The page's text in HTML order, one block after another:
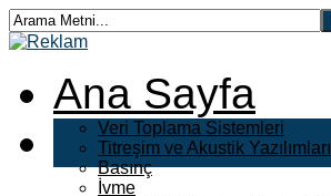
Ana Sayfa
Veri Toplama Sistemleri
Titreşim ve Akustik Yazılımları
Basınç
İvme